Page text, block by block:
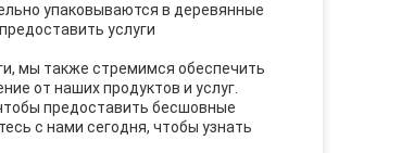
упаковываются в деревянные
услуги
мы также стремимся обеспечить
от наших продуктов и услуг.
предоставить бесшовные
с нами сегодня, чтобы узнать